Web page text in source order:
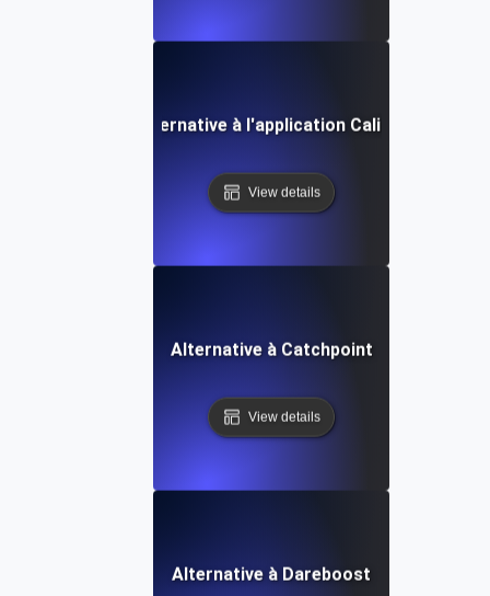
Alternative à l'application Calibre
View details
Alternative à Catchpoint
View details
Alternative à Dareboost